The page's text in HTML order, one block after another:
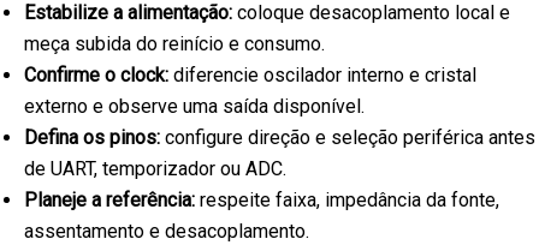
Estabilize a alimentação: coloque desacoplamento local e
meça subida do reinício e consumo.
Confirme o clock: diferencie oscilador interno e cristal
externo e observe uma saída disponível.
Defina os pinos: configure direção e seleção periférica antes
de UART, temporizador ou ADC.
Planeje a referência: respeite faixa, impedância da fonte,
assentamento e desacoplamento.